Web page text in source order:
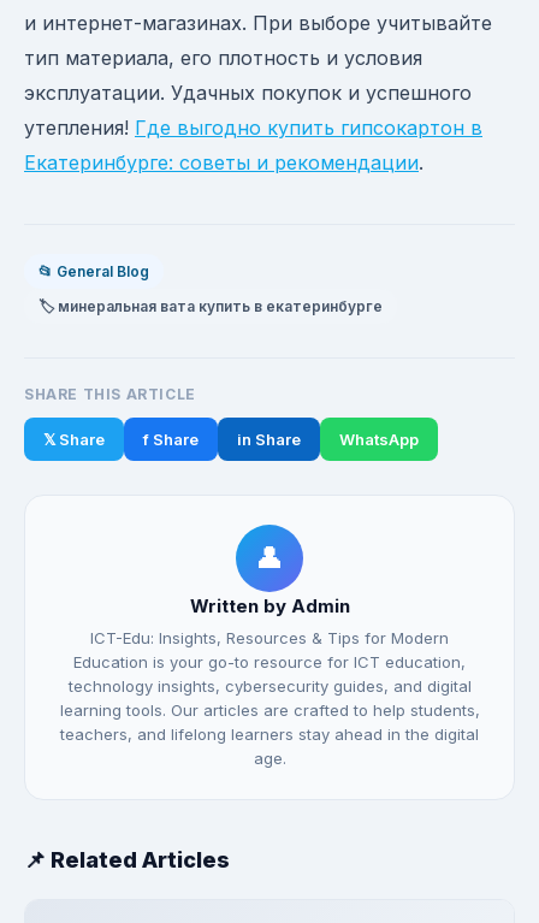
и интернет-магазинах. При выборе учитывайте
тип материала, его плотность и условия
эксплуатации. Удачных покупок и успешного
утепления! Где выгодно купить гипсокартон в
Екатеринбурге: советы и рекомендации.
📂 General Blog
🏷️ минеральная вата купить в екатеринбурге
SHARE THIS ARTICLE
𝕏 Share f Share in Share WhatsApp
👤
Written by Admin
ICT-Edu: Insights, Resources & Tips for Modern
Education is your go-to resource for ICT education,
technology insights, cybersecurity guides, and digital
learning tools. Our articles are crafted to help students,
teachers, and lifelong learners stay ahead in the digital
age.
📌 Related Articles